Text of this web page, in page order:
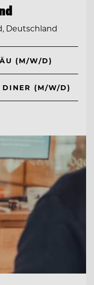
Deutschland
(M/W/D)
DINER (M/W/D)